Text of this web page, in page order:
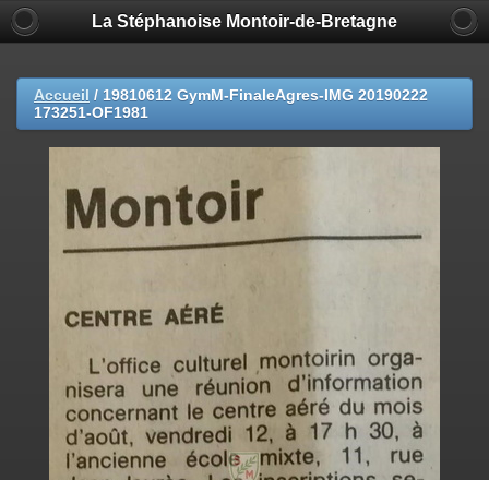
La Stéphanoise Montoir-de-Bretagne
Accueil / 19810612 GymM-FinaleAgres-IMG 20190222
173251-OF1981